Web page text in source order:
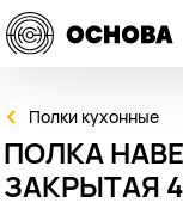
Полки кухонные
ПОЛКА
ЗАКРЫТАЯ